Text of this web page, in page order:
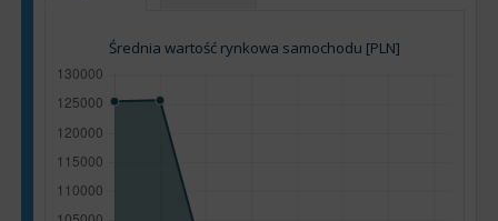
Średnia wartość rynkowa samochodu [PLN]